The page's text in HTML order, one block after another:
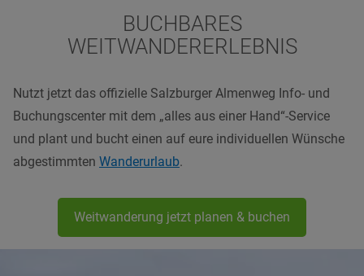
BUCHBARES
WEITWANDERERLEBNIS
Nutzt jetzt das offizielle Salzburger Almenweg Info- und
Buchungscenter mit dem „alles aus einer Hand“-Service
und plant und bucht einen auf eure individuellen Wünsche
abgestimmten Wanderurlaub.
Weitwanderung jetzt planen & buchen